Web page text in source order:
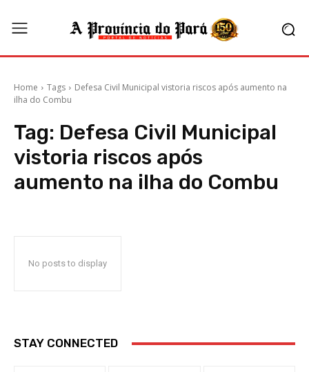
Home Tags
Defesa Civil Municipal vistoria riscos após aumento na
ilha do Combu
Tag: Defesa Civil Municipal
vistoria riscos após
aumento na ilha do Combu
No posts to display
STAY CONNECTED